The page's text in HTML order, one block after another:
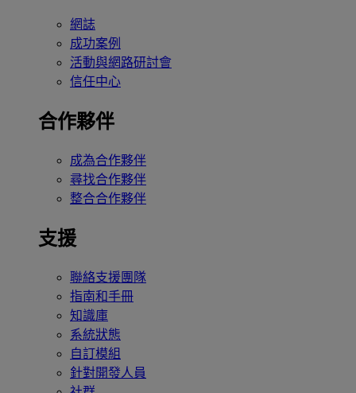
網誌
成功案例
活動與網路研討會
信任中心
合作夥伴
成為合作夥伴
尋找合作夥伴
整合合作夥伴
支援
聯絡支援團隊
指南和手冊
知識庫
系統狀態
自訂模組
針對開發人員